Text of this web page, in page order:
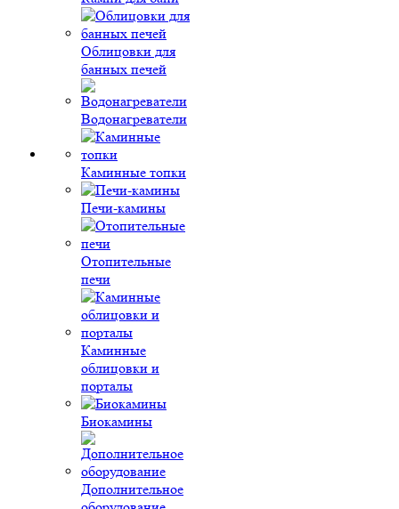
Облицовки для
банных печей
Водонагреватели
Каминные топки
Печи-камины
Отопительные
печи
Каминные
облицовки и
порталы
Биокамины
Дополнительное